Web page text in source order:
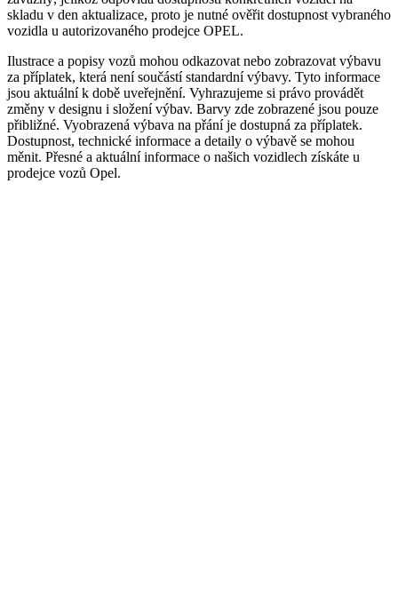
skladu v den aktualizace, proto je nutné ověřit dostupnost vybraného
vozidla u autorizovaného prodejce OPEL.
Ilustrace a popisy vozů mohou odkazovat nebo zobrazovat výbavu
za příplatek, která není součástí standardní výbavy. Tyto informace
jsou aktuální k době uveřejnění. Vyhrazujeme si právo provádět
změny v designu i složení výbav. Barvy zde zobrazené jsou pouze
přibližné. Vyobrazená výbava na přání je dostupná za příplatek.
Dostupnost, technické informace a detaily o výbavě se mohou
měnit. Přesné a aktuální informace o našich vozidlech získáte u
prodejce vozů Opel.